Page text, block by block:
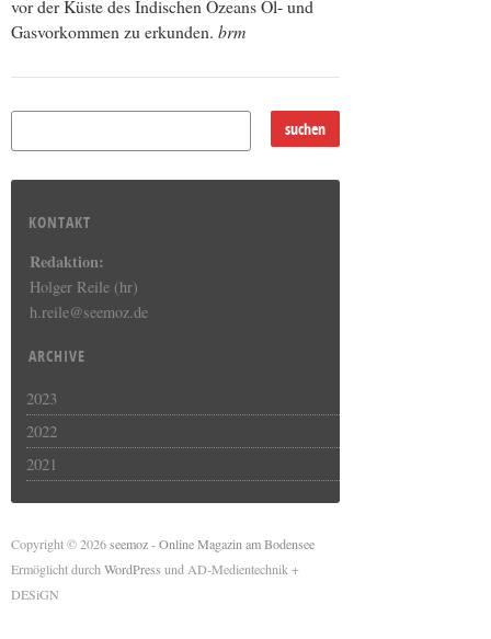
vor der Küste des Indischen Ozeans Öl- und
Gasvorkommen zu erkunden. brm
KONTAKT
Redaktion:
Holger Reile (hr)
h.reile@seemoz.de
ARCHIVE
2023
2022
2021
Copyright © 2026seemoz - Online Magazin am Bodensee
Ermöglicht durch WordPress und AD-Medientechnik +
DESiGN